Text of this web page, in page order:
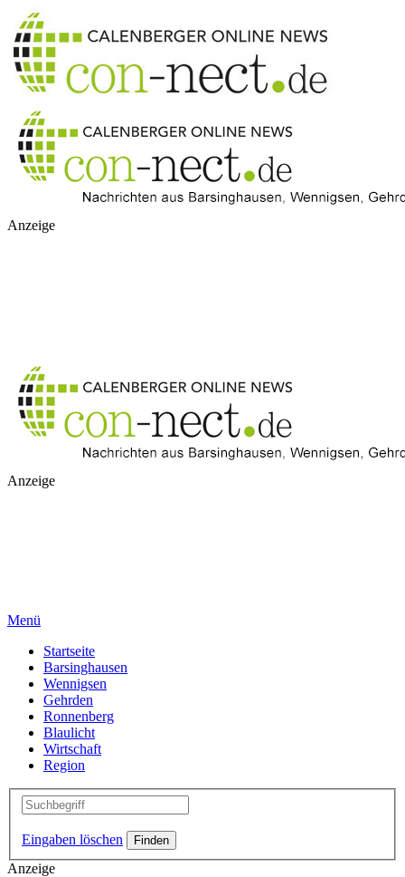
Anzeige
Anzeige
Menü
Startseite
Barsinghausen
Wennigsen
Gehrden
Ronnenberg
Blaulicht
Wirtschaft
Region
Eingaben löschen
Anzeige